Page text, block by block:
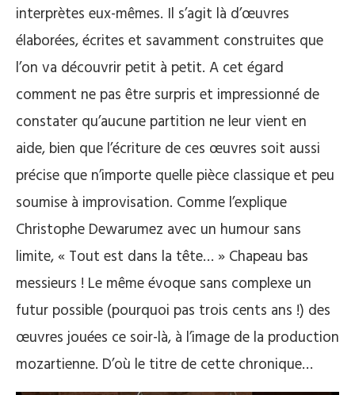
interprètes eux-mêmes. Il s’agit là d’œuvres
élaborées, écrites et savamment construites que
l’on va découvrir petit à petit. A cet égard
comment ne pas être surpris et impressionné de
constater qu’aucune partition ne leur vient en
aide, bien que l’écriture de ces œuvres soit aussi
précise que n’importe quelle pièce classique et peu
soumise à improvisation. Comme l’explique
Christophe Dewarumez avec un humour sans
limite, « Tout est dans la tête… » Chapeau bas
messieurs ! Le même évoque sans complexe un
futur possible (pourquoi pas trois cents ans !) des
œuvres jouées ce soir-là, à l’image de la production
mozartienne. D’où le titre de cette chronique…